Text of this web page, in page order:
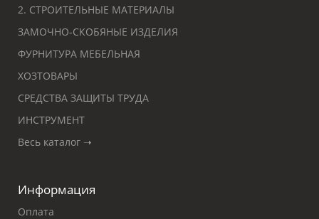
2. СТРОИТЕЛЬНЫЕ МАТЕРИАЛЫ
ЗАМОЧНО-СКОБЯНЫЕ ИЗДЕЛИЯ
ФУРНИТУРА МЕБЕЛЬНАЯ
ХОЗТОВАРЫ
СРЕДСТВА ЗАЩИТЫ ТРУДА
ИНСТРУМЕНТ
Весь каталог ➝
Информация
Оплата